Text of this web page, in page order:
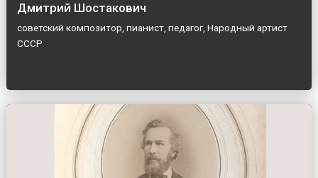
Дмитрий Шостакович
советский композитор, пианист, педагог, Народный артист
СССР